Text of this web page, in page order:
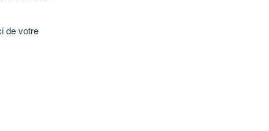
de votre